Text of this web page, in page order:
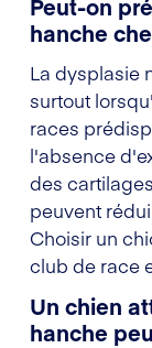
hanche
La dysplasie
surtout
races
l'absence
des
peuvent
Choisir un
club de race
Un chien
hanche